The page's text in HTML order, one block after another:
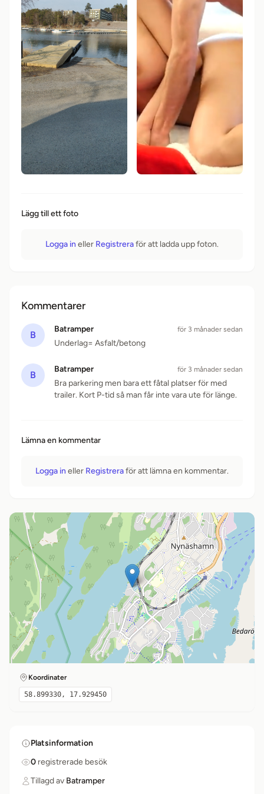
Lägg till ett foto
Logga in eller Registreraför att ladda upp foton.
Kommentarer
B
Batramper för 3 månader sedan
Underlag= Asfalt/betong
B
Batramper för 3 månader sedan
Bra parkering men bara ett fåtal platser för med
trailer. Kort P-tid så man får inte vara ute för länge.
Lämna en kommentar
Logga in eller Registreraför att lämna en kommentar.
Koordinater
58.899330, 17.929450
Platsinformation
0 registrerade besök
Tillagd av Batramper